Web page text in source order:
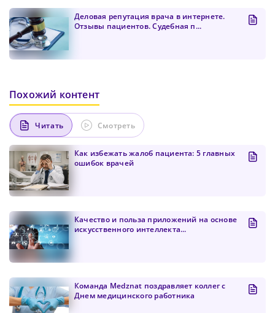
Деловая репутация врача в интернете.
Отзывы пациентов. Судебная п...
Похожий контент
Читать Смотреть
Как избежать жалоб пациента: 5 главных
ошибок врачей
Качество и польза приложений на основе
искусственного интеллекта...
Команда Medznat поздравляет коллег с
Днем медицинского работника